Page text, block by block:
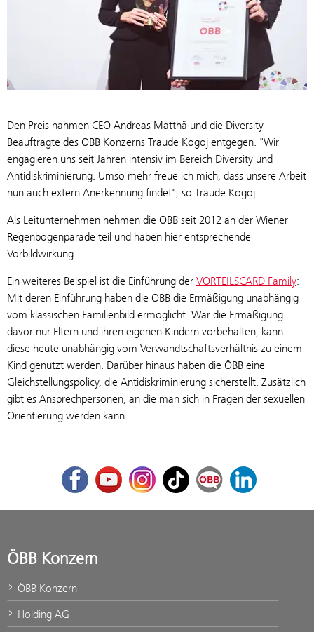
Den Preis nahmen CEO Andreas Matthä und die Diversity
Beauftragte des ÖBB Konzerns Traude Kogoj entgegen. "Wir
engagieren uns seit Jahren intensiv im Bereich Diversity und
Antidiskriminierung. Umso mehr freue ich mich, dass unsere Arbeit
nun auch extern Anerkennung findet", so Traude Kogoj.
Als Leitunternehmen nehmen die ÖBB seit 2012 an der Wiener
Regenbogenparade teil und haben hier entsprechende
Vorbildwirkung.
Ein weiteres Beispiel ist die Einführung der VORTEILSCARD Family:
Mit deren Einführung haben die ÖBB die Ermäßigung unabhängig
vom klassischen Familienbild ermöglicht. War die Ermäßigung
davor nur Eltern und ihren eigenen Kindern vorbehalten, kann
diese heute unabhängig vom Verwandtschaftsverhältnis zu einem
Kind genutzt werden. Darüber hinaus haben die ÖBB eine
Gleichstellungspolicy, die Antidiskriminierung sicherstellt. Zusätzlich
gibt es Ansprechpersonen, an die man sich in Fragen der sexuellen
Orientierung werden kann.
FacebookYoutubeInstagram
TikTok ÖBB Corporate Blog
LinkedIn
ÖBB Konzern
ÖBB Konzern
Holding AG